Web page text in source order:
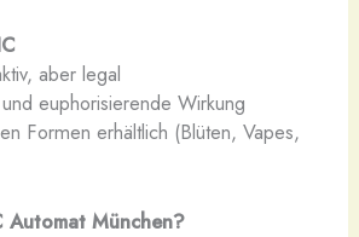
aber legal
euphorisierende Wirkung
Formen erhältlich (Blüten, Vapes,
Automat München?